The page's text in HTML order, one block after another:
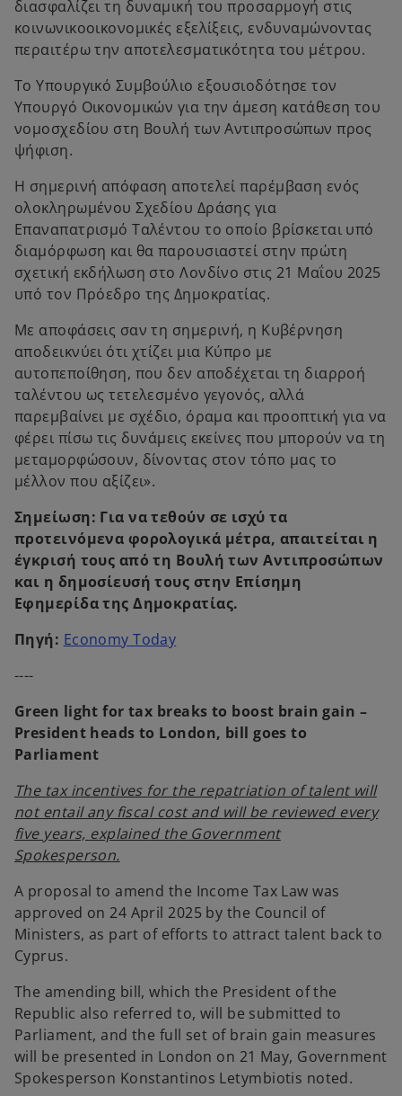
διασφαλίζει τη δυναμική του προσαρμογή στις
κοινωνικοοικονομικές εξελίξεις, ενδυναμώνοντας
περαιτέρω την αποτελεσματικότητα του μέτρου.
Το Υπουργικό Συμβούλιο εξουσιοδότησε τον
Υπουργό Οικονομικών για την άμεση κατάθεση του
νομοσχεδίου στη Βουλή των Αντιπροσώπων προς
ψήφιση.
Η σημερινή απόφαση αποτελεί παρέμβαση ενός
ολοκληρωμένου Σχεδίου Δράσης για
Επαναπατρισμό Ταλέντου το οποίο βρίσκεται υπό
διαμόρφωση και θα παρουσιαστεί στην πρώτη
σχετική εκδήλωση στο Λονδίνο στις 21 Μαΐου 2025
υπό τον Πρόεδρο της Δημοκρατίας.
Με αποφάσεις σαν τη σημερινή, η Κυβέρνηση
αποδεικνύει ότι χτίζει μια Κύπρο με
αυτοπεποίθηση, που δεν αποδέχεται τη διαρροή
ταλέντου ως τετελεσμένο γεγονός, αλλά
παρεμβαίνει με σχέδιο, όραμα και προοπτική για να
φέρει πίσω τις δυνάμεις εκείνες που μπορούν να τη
μεταμορφώσουν, δίνοντας στον τόπο μας το
μέλλον που αξίζει».
Σημείωση: Για να τεθούν σε ισχύ τα
προτεινόμενα φορολογικά μέτρα, απαιτείται η
έγκρισή τους από τη Βουλή των Αντιπροσώπων
και η δημοσίευσή τους στην Επίσημη
Εφημερίδα της Δημοκρατίας.
Πηγή: Economy Todayo
a
n
e
a
b
----
Green light for tax breaks to boost brain gain –
President heads to London, bill goes to
Parliament
The tax incentives for the repatriation of talent will
not entail any fiscal cost and will be reviewed every
five years, explained the Government
Spokesperson.
A proposal to amend the Income Tax Law was
approved on 24 April 2025 by the Council of
Ministers, as part of efforts to attract talent back to
Cyprus.
The amending bill, which the President of the
Republic also referred to, will be submitted to
Parliament, and the full set of brain gain measures
will be presented in London on 21 May, Government
Spokesperson Konstantinos Letymbiotis noted.